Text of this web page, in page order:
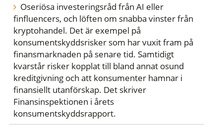
Oseriösa investeringsråd från AI eller
finfluencers, och löften om snabba vinster från
kryptohandel. Det är exempel på
konsumentskyddsrisker som har vuxit fram på
finansmarknaden på senare tid. Samtidigt
kvarstår risker kopplat till bland annat osund
kreditgivning och att konsumenter hamnar i
finansiellt utanförskap. Det skriver
Finansinspektionen i årets
konsumentskyddsrapport.